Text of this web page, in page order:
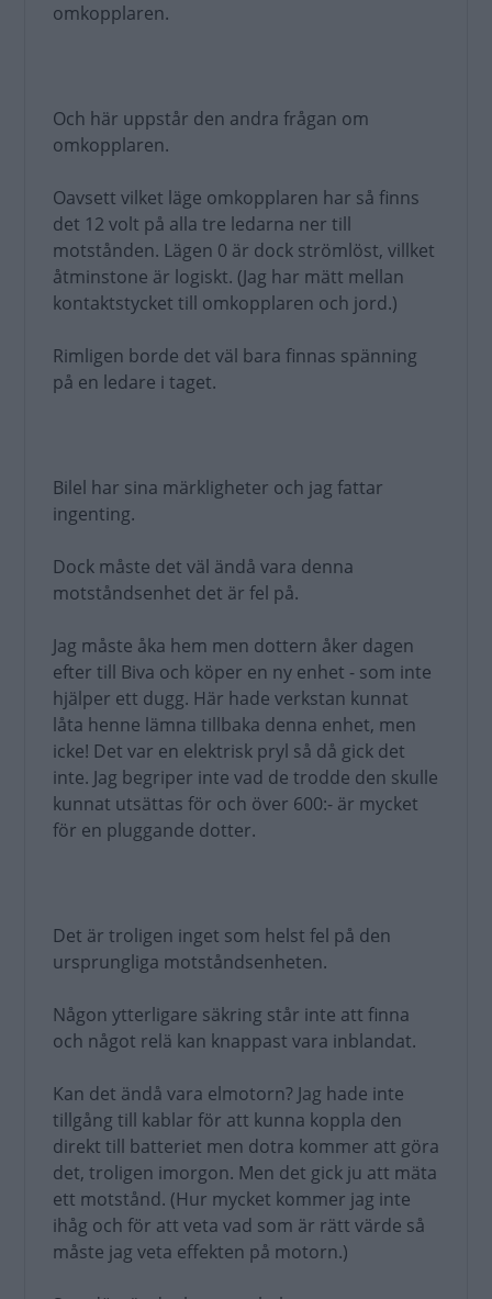
omkopplaren.
Och här uppstår den andra frågan om
omkopplaren.
Oavsett vilket läge omkopplaren har så finns
det 12 volt på alla tre ledarna ner till
motstånden. Lägen 0 är dock strömlöst, villket
åtminstone är logiskt. (Jag har mätt mellan
kontaktstycket till omkopplaren och jord.)
Rimligen borde det väl bara finnas spänning
på en ledare i taget.
Bilel har sina märkligheter och jag fattar
ingenting.
Dock måste det väl ändå vara denna
motståndsenhet det är fel på.
Jag måste åka hem men dottern åker dagen
efter till Biva och köper en ny enhet - som inte
hjälper ett dugg. Här hade verkstan kunnat
låta henne lämna tillbaka denna enhet, men
icke! Det var en elektrisk pryl så då gick det
inte. Jag begriper inte vad de trodde den skulle
kunnat utsättas för och över 600:- är mycket
för en pluggande dotter.
Det är troligen inget som helst fel på den
ursprungliga motståndsenheten.
Någon ytterligare säkring står inte att finna
och något relä kan knappast vara inblandat.
Kan det ändå vara elmotorn? Jag hade inte
tillgång till kablar för att kunna koppla den
direkt till batteriet men dotra kommer att göra
det, troligen imorgon. Men det gick ju att mäta
ett motstånd. (Hur mycket kommer jag inte
ihåg och för att veta vad som är rätt värde så
måste jag veta effekten på motorn.)